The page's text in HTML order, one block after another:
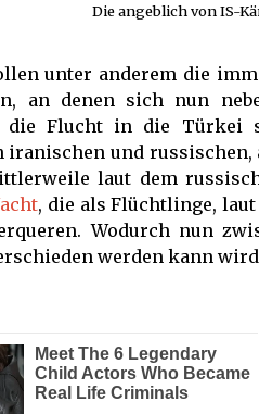
Die angeblich von IS-
unter anderem die
an denen sich nun
die Flucht in die Türkei
und russischen,
laut dem
, die als Flüchtlinge,
Wodurch nun
werden kann